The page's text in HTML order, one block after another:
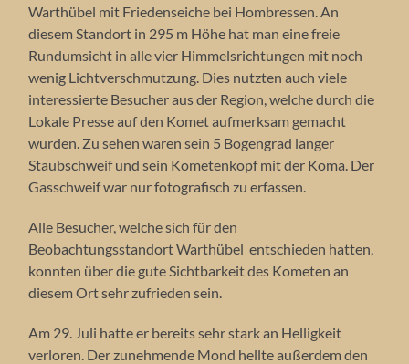
Warthübel mit Friedenseiche bei Hombressen. An
diesem Standort in 295 m Höhe hat man eine freie
Rundumsicht in alle vier Himmelsrichtungen mit noch
wenig Lichtverschmutzung. Dies nutzten auch viele
interessierte Besucher aus der Region, welche durch die
Lokale Presse auf den Komet aufmerksam gemacht
wurden. Zu sehen waren sein 5 Bogengrad langer
Staubschweif und sein Kometenkopf mit der Koma. Der
Gasschweif war nur fotografisch zu erfassen.
Alle Besucher, welche sich für den
Beobachtungsstandort Warthübel entschieden hatten,
konnten über die gute Sichtbarkeit des Kometen an
diesem Ort sehr zufrieden sein.
Am 29. Juli hatte er bereits sehr stark an Helligkeit
verloren. Der zunehmende Mond hellte außerdem den